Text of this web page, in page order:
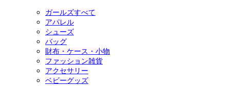
ガールズすべて
アパレル
シューズ
バッグ
財布・ケース・小物
ファッション雑貨
アクセサリー
ベビーグッズ